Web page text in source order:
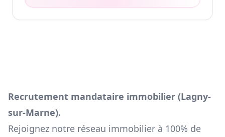
Recrutement mandataire immobilier (Lagny-
sur-Marne).
Rejoignez notre réseau immobilier à 100% de